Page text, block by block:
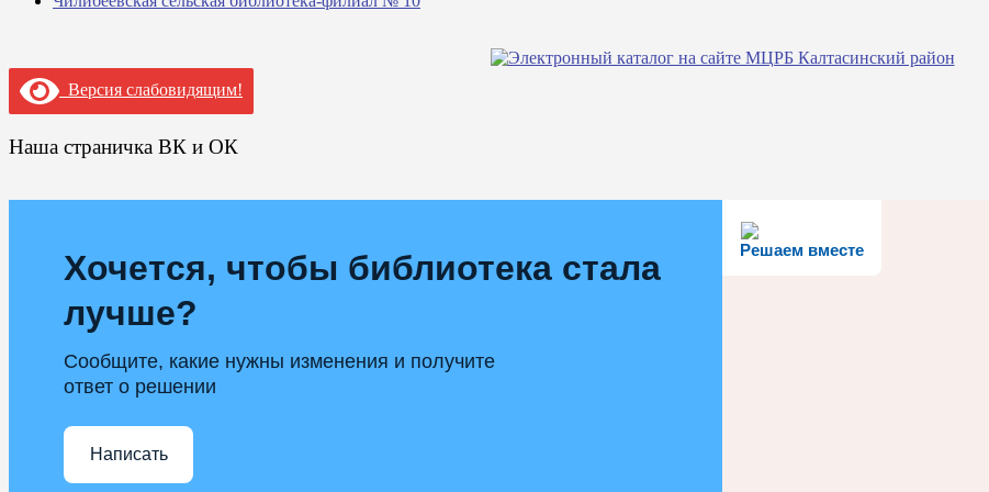
Версия слабовидящим!
Наша страничка ВК и ОК
Решаем вместе
Хочется, чтобы библиотека стала
лучше?
Сообщите, какие нужны изменения и получите
ответ о решении
Написать